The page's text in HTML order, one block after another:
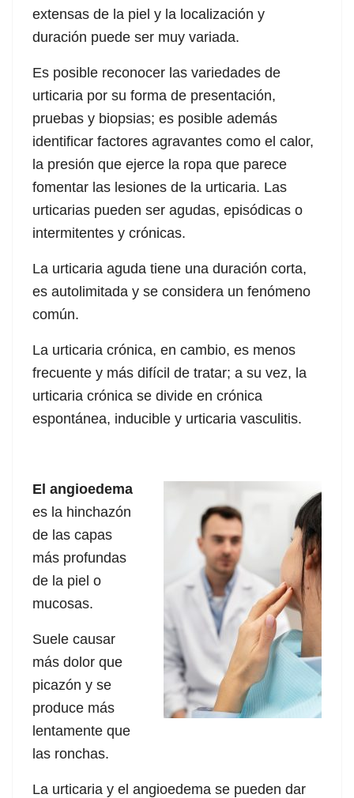
extensas de la piel y la localización y
duración puede ser muy variada.
Es posible reconocer las variedades de
urticaria por su forma de presentación,
pruebas y biopsias; es posible además
identificar factores agravantes como el calor,
la presión que ejerce la ropa que parece
fomentar las lesiones de la urticaria. Las
urticarias pueden ser agudas, episódicas o
intermitentes y crónicas.
La urticaria aguda tiene una duración corta,
es autolimitada y se considera un fenómeno
común.
La urticaria crónica, en cambio, es menos
frecuente y más difícil de tratar; a su vez, la
urticaria crónica se divide en crónica
espontánea, inducible y urticaria vasculitis.
El angioedema
es la hinchazón
de las capas
más profundas
de la piel o
mucosas.
Suele causar
más dolor que
picazón y se
produce más
lentamente que
las ronchas.
La urticaria y el angioedema se pueden dar